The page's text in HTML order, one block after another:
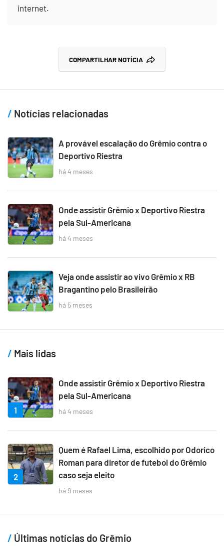
internet.
COMPARTILHAR NOTÍCIA
Notícias relacionadas
A provável escalação do Grêmio contra o
Deportivo Riestra
há 4 meses
Onde assistir Grêmio x Deportivo Riestra
pela Sul-Americana
há 4 meses
Veja onde assistir ao vivo Grêmio x RB
Bragantino pelo Brasileirão
há 5 meses
Mais lidas
1
Onde assistir Grêmio x Deportivo Riestra
pela Sul-Americana
há 4 meses
2
Quem é Rafael Lima, escolhido por Odorico
Roman para diretor de futebol do Grêmio
caso seja eleito
há 9 meses
Últimas notícias do Grêmio